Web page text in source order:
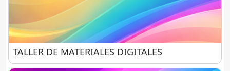
TALLER DE MATERIALES DIGITALES
TALLER DE MATERIALES DIGITALES